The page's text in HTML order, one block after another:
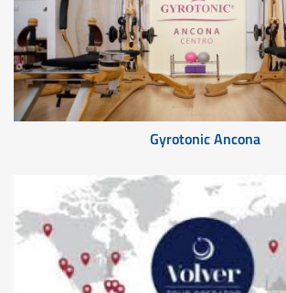
Gyrotonic Ancona